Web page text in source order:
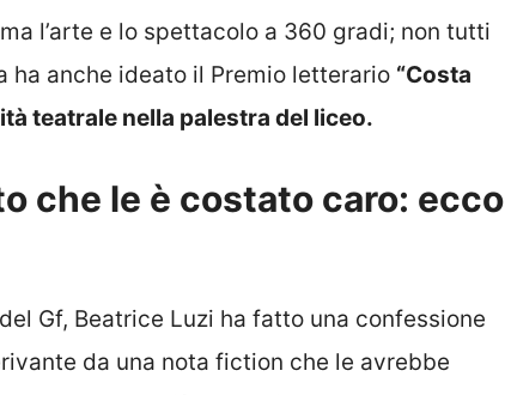
l’arte e lo spettacolo a 360 gradi; non tutti
ha anche ideato il Premio letterario “Costa
teatrale nella palestra del liceo.
che le è costato caro: ecco
Gf, Beatrice Luzi ha fatto una confessione
da una nota fiction che le avrebbe